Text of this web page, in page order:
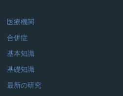
医療機関
合併症
基本知識
基礎知識
最新の研究